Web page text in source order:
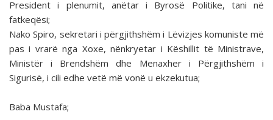
President i plenumit, anëtar i Byrosë Politike, tani në
fatkeqësi;
Nako Spiro, sekretari i përgjithshëm i Lëvizjes komuniste më
pas i vrarë nga Xoxe, nënkryetar i Këshillit të Ministrave,
Ministër i Brendshëm dhe Menaxher i Përgjithshëm i
Sigurisë, i cili edhe vetë më vonë u ekzekutua;
Baba Mustafa;